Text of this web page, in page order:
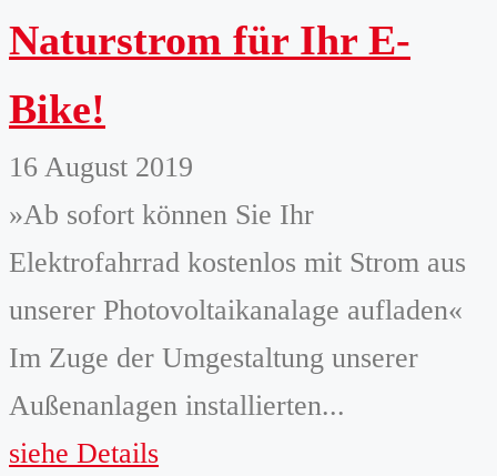
Naturstrom für Ihr E-
Bike!
16 August 2019
»Ab sofort können Sie Ihr
Elektrofahrrad kostenlos mit Strom aus
unserer Photovoltaikanalage aufladen«
Im Zuge der Umgestaltung unserer
Außenanlagen installierten...
siehe Details